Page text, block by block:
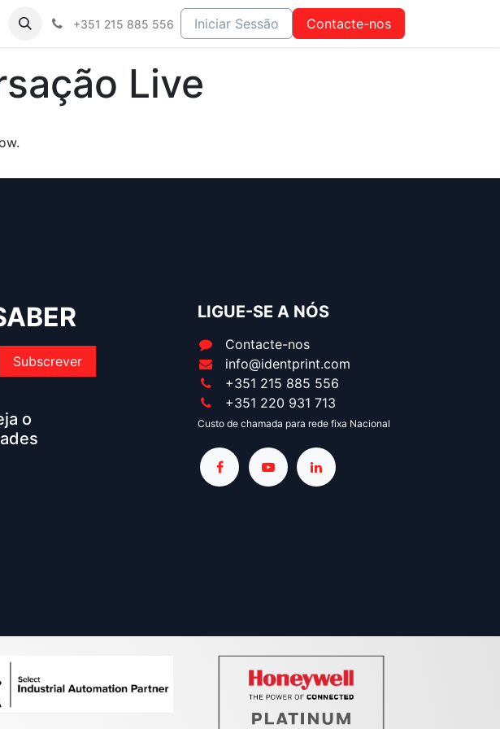
Eventos Produtos
+351 215 885 556 Iniciar Sessão Contacte-nos
Live
Subscrever
o
LIGUE-SE A NÓS
Contacte-nos
info@identprint.com
+351 215 885 556
+351 220 931 713
Custo de chamada para rede fixa Nacional